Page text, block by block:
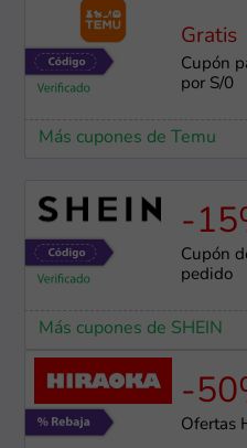
Gratis
Cupón
por S/0
Más cupones de Temu
-
Cupón
pedido
Más cupones de SHEIN
-
Ofertas